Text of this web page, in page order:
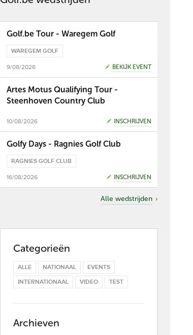
Golf.be Tour - Waregem Golf
WAREGEM GOLF
9/08/2026 BEKIJK EVENT
Artes Motus Qualifying Tour -
Steenhoven Country Club
10/08/2026 INSCHRIJVEN
Golfy Days - Ragnies Golf Club
RAGNIES GOLF CLUB
16/08/2026 INSCHRIJVEN
Alle wedstrijden
Categorieën
ALLE NATIONAAL
EVENTS
INTERNATIONAAL
VIDEO TEST
Archieven